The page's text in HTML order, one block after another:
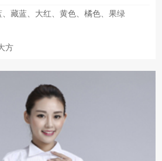
藏蓝、大红、黄色、橘色、果绿
方